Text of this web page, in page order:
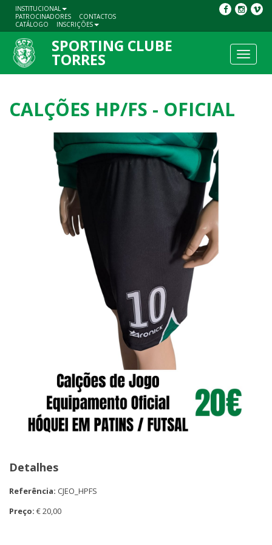
INSTITUCIONAL
PATROCINADORES
CONTACTOS
CATÁLOGO
INSCRIÇÕES
Toggle
SPORTING CLUBE
TORRES
CALÇÕES HP/FS - OFICIAL
Detalhes
Referência: CJEO_HPFS
Preço: € 20,00